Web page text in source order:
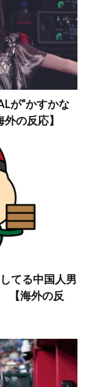
が“かすかな
の反応】
てる中国人男
【海外の反